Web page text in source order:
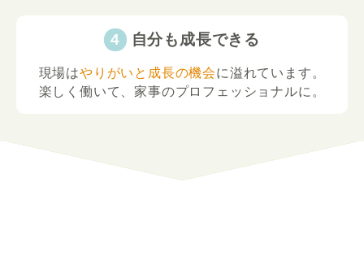
自分も成長できる
現場はやりがいと成長の機会に溢れています。
楽しく働いて、家事のプロフェッショナルに。